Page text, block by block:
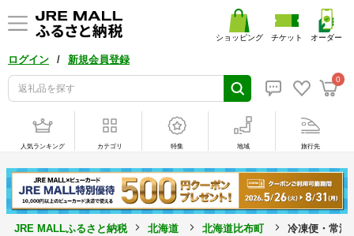
ログイン / 新規会員登録
0
ショッピング チケット オーダー
人気ランキング カテゴリ 特集 地域 旅行先
JRE MALLふるさと納税 北海道 北海道比布町 冷凍便・常温